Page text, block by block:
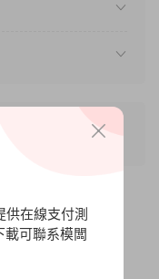
modown/530
供在線支付測
載可聯系模闆